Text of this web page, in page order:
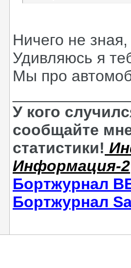
Ничего не
Удивляюсь я
Мы про
У кого
сообщайте
статистики!
Информация-2
Бортжурнал
Бортжурнал